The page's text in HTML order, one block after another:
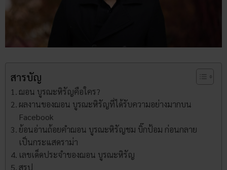
สารบัญ
ฌอน บูรณะหิรัญคือใคร?
ผลงานของฌอน บูรณะหิรัญที่ได้รับความอย่างมากบน
Facebook
ย้อนอ่านถ้อยคำฌอน บูรณะหิรัญชม บิ๊กป้อม ก่อนกลาย
เป็นกระแสดราม่า
เลขเด็ดประจำของฌอน บูรณะหิรัญ
สรุป